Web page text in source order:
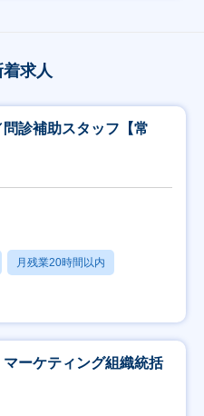
着求人
診補助スタッフ【常
月残業20時間以内
ーケティング組織統括